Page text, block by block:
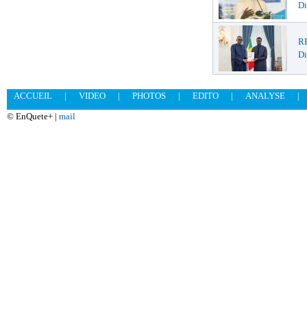
ACCUEIL | VIDEO | PHOTOS | EDITO | ANALYSE
|
© EnQuete+ | mail